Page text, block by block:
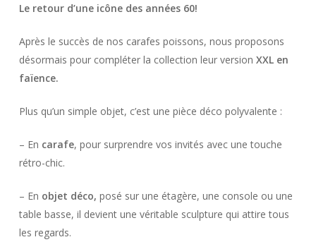
Le retour d’une icône des années 60!
Après le succès de nos carafes poissons, nous proposons
désormais pour compléter la collection leur version XXL en
faïence.
Plus qu’un simple objet, c’est une pièce déco polyvalente :
– En carafe, pour surprendre vos invités avec une touche
rétro-chic.
– En objet déco, posé sur une étagère, une console ou une
table basse, il devient une véritable sculpture qui attire tous
les regards.